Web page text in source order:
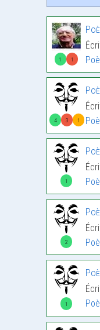
1 1
4 3 1
1
2
1